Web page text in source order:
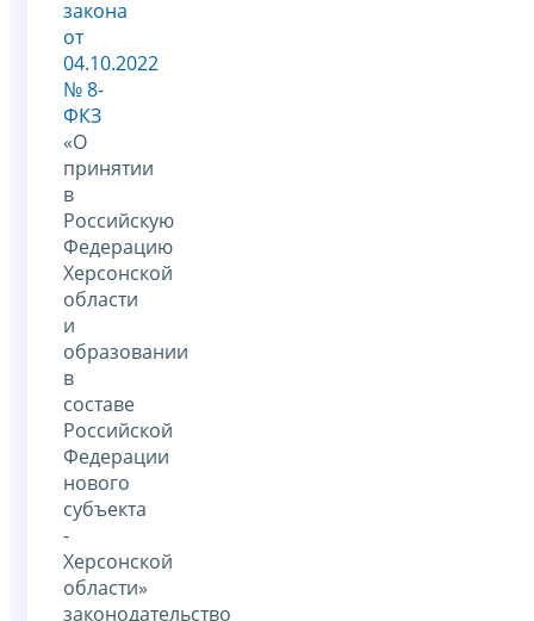
закона
от
04.10.2022
№ 8-
ФКЗ
«О
принятии
в
Российскую
Федерацию
Херсонской
области
и
образовании
в
составе
Российской
Федерации
нового
субъекта
-
Херсонской
области»
законодательство